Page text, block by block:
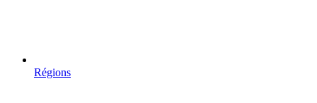
Régions